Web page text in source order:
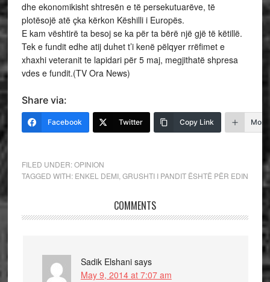
dhe ekonomikisht shtresën e të persekutuarëve, të
plotësojë atë çka kërkon Këshilli i Europës.
E kam vështirë ta besoj se ka për ta bërë një gjë të këtillë.
Tek e fundit edhe atij duhet t’i kenë pëlqyer rrëfimet e
xhaxhi veteranit te lapidari për 5 maj, megjithatë shpresa
vdes e fundit.(TV Ora News)
Share via:
Facebook Twitter Copy Link More
FILED UNDER:OPINION
TAGGED WITH: ENKEL DEMI, GRUSHTI I PANDIT ËSHTË PËR EDIN
COMMENTS
Sadik Elshani says
May 9, 2014 at 7:07 am